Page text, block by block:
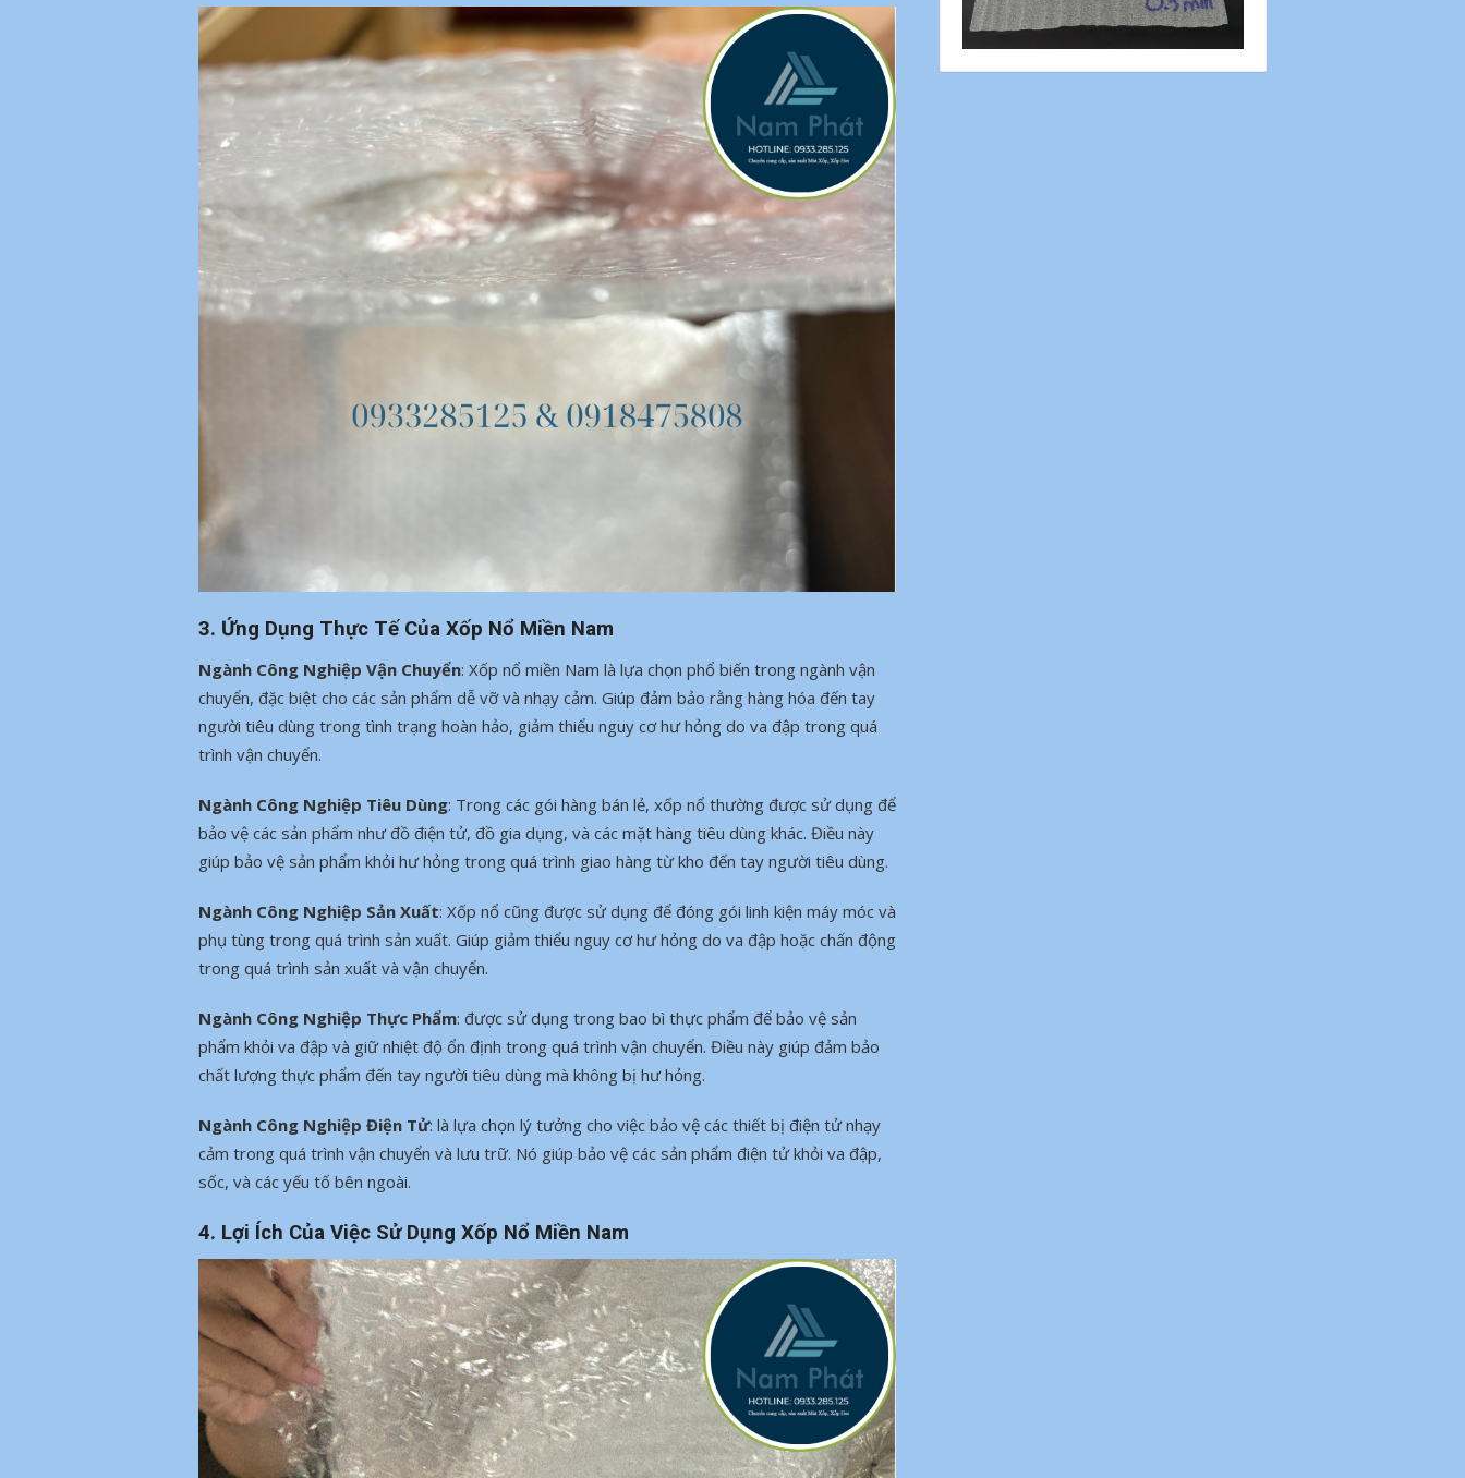
3. Ứng Dụng Thực Tế Của Xốp Nổ Miền Nam
Ngành Công Nghiệp Vận Chuyển: Xốp nổ miền Nam là lựa chọn phổ biến trong ngành vận
chuyển, đặc biệt cho các sản phẩm dễ vỡ và nhạy cảm. Giúp đảm bảo rằng hàng hóa đến tay
người tiêu dùng trong tình trạng hoàn hảo, giảm thiểu nguy cơ hư hỏng do va đập trong quá
trình vận chuyển.
Ngành Công Nghiệp Tiêu Dùng: Trong các gói hàng bán lẻ, xốp nổ thường được sử dụng để
bảo vệ các sản phẩm như đồ điện tử, đồ gia dụng, và các mặt hàng tiêu dùng khác. Điều này
giúp bảo vệ sản phẩm khỏi hư hỏng trong quá trình giao hàng từ kho đến tay người tiêu dùng.
Ngành Công Nghiệp Sản Xuất: Xốp nổ cũng được sử dụng để đóng gói linh kiện máy móc và
phụ tùng trong quá trình sản xuất. Giúp giảm thiểu nguy cơ hư hỏng do va đập hoặc chấn động
trong quá trình sản xuất và vận chuyển.
Ngành Công Nghiệp Thực Phẩm: được sử dụng trong bao bì thực phẩm để bảo vệ sản
phẩm khỏi va đập và giữ nhiệt độ ổn định trong quá trình vận chuyển. Điều này giúp đảm bảo
chất lượng thực phẩm đến tay người tiêu dùng mà không bị hư hỏng.
Ngành Công Nghiệp Điện Tử: là lựa chọn lý tưởng cho việc bảo vệ các thiết bị điện tử nhạy
cảm trong quá trình vận chuyển và lưu trữ. Nó giúp bảo vệ các sản phẩm điện tử khỏi va đập,
sốc, và các yếu tố bên ngoài.
4. Lợi Ích Của Việc Sử Dụng Xốp Nổ Miền Nam